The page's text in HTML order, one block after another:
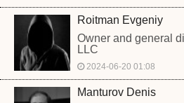
Roitman Evgeniy
Owner and general
LLC
2024-06-20 01:08
Manturov Denis